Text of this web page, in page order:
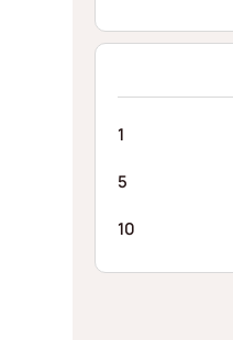
Menge
1
5
10